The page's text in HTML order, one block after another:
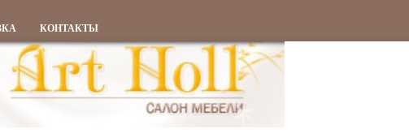
КОНТАКТЫ